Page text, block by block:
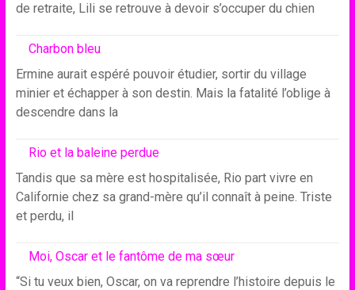
de retraite, Lili se retrouve à devoir s’occuper du chien
Charbon bleu
Ermine aurait espéré pouvoir étudier, sortir du village
minier et échapper à son destin. Mais la fatalité l’oblige à
descendre dans la
Rio et la baleine perdue
Tandis que sa mère est hospitalisée, Rio part vivre en
Californie chez sa grand-mère qu’il connaît à peine. Triste
et perdu, il
Moi, Oscar et le fantôme de ma sœur
“Si tu veux bien, Oscar, on va reprendre l’histoire depuis le